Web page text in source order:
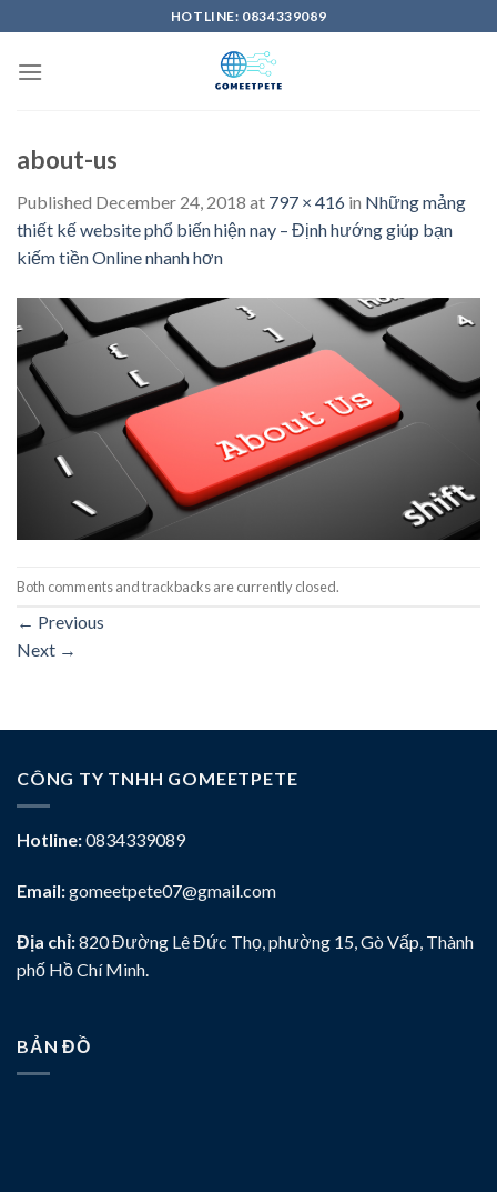
content
HOTLINE: 0834339089
about-us
Published December 24, 2018 at 797 × 416 in Những mảng
thiết kế website phổ biến hiện nay – Định hướng giúp bạn
kiếm tiền Online nhanh hơn
Both comments and trackbacks are currently closed.
← Previous
Next →
CÔNG TY TNHH GOMEETPETE
Hotline:0834339089
Email:gomeetpete07@gmail.com
Địa chỉ:820 Đường Lê Đức Thọ, phường 15, Gò Vấp, Thành
phố Hồ Chí Minh.
BẢN ĐỒ